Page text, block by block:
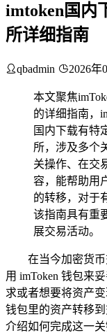
imtoken国内
所详细指南
qbadmin 2026年
本文聚焦
的详细指南，
国内下载有特
所，涉及多个
关操作、在交
容，能帮助用
的转移，对于
该指南具有重
展交易活动。
在当今加密货
用 imToken 钱包来
求或者想要将资产
钱包里的资产转移
介绍如何完成这一关